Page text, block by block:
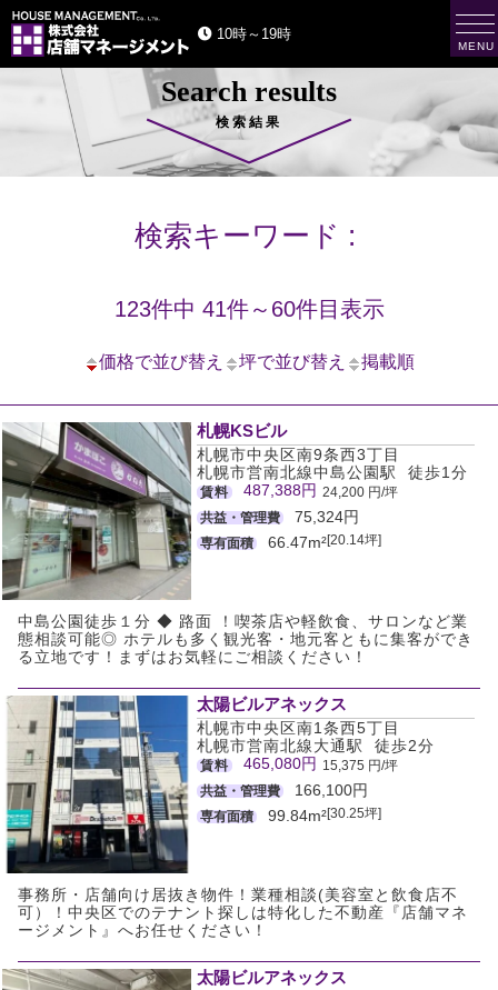
10時～19時
Search results
検索結果
検索キーワード :
123件中 41件～60件目表示
価格で並び替え 坪で並び替え 掲載順
札幌KSビル
札幌市中央区南9条西3丁目
札幌市営南北線中島公園駅 徒歩1分
賃料 487,388円 24,200 円/坪
共益・管理費
75,324円
専有面積 66.47m²[20.14坪]
中島公園徒歩１分 ◆ 路面 ！喫茶店や軽飲食、サロンなど業
態相談可能◎ ホテルも多く観光客・地元客ともに集客ができ
る立地です！まずはお気軽にご相談ください！
太陽ビルアネックス
札幌市中央区南1条西5丁目
札幌市営南北線大通駅 徒歩2分
賃料 465,080円 15,375 円/坪
共益・管理費
166,100円
専有面積 99.84m²[30.25坪]
事務所・店舗向け居抜き物件！業種相談(美容室と飲食店不
可）！中央区でのテナント探しは特化した不動産『店舗マネ
ージメント』へお任せください！
太陽ビルアネックス
t
o
g
g
n
a
v
MENU